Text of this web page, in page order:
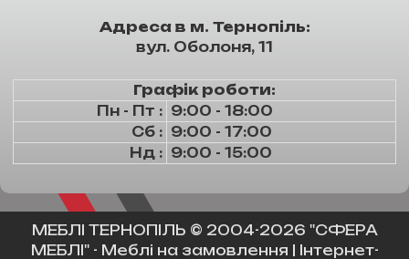
Адреса в м. Тернопіль:
вул. Оболоня, 11
Графік роботи:
Пн - Пт : 9:00 - 18:00
Сб : 9:00 - 17:00
Нд : 9:00 - 15:00
МЕБЛІ ТЕРНОПІЛЬ © 2004-2026 "СФЕРА
МЕБЛІ" - Меблі на замовлення Інтернет-